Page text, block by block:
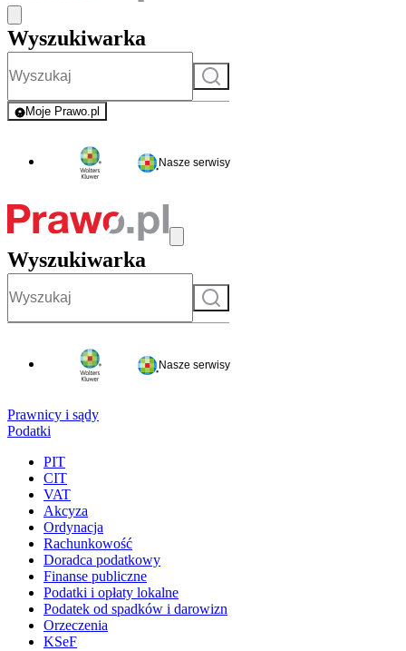
Wyszukiwarka
Szukaj
Moje Prawo.pl
- rejestracja i logowanie do serwisu
Nasze serwisy
Wyszukiwarka
Szukaj
Nasze serwisy
Prawnicy i sądy
Podatki
PIT
CIT
VAT
Akcyza
Ordynacja
Rachunkowość
Doradca podatkowy
Finanse publiczne
Podatki i opłaty lokalne
Podatek od spadków i darowizn
Orzeczenia
KSeF